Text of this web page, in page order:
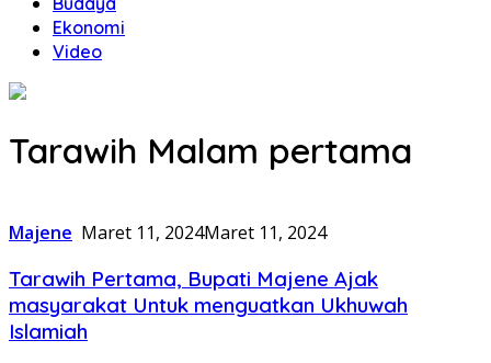
Ekonomi
Video
Tarawih Malam pertama
Majene Maret 11, 2024Maret 11, 2024
Tarawih Pertama, Bupati Majene Ajak
masyarakat Untuk menguatkan Ukhuwah
Islamiah